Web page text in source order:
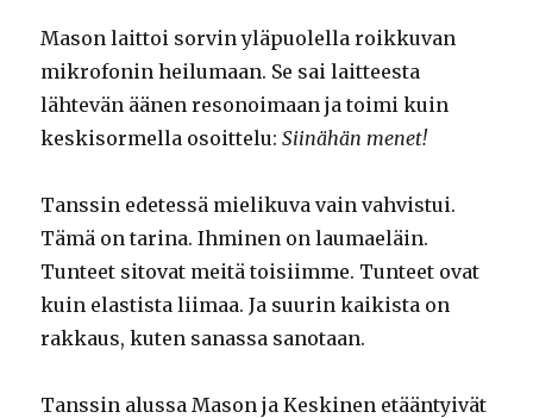
Mason laittoi sorvin yläpuolella roikkuvan
mikrofonin heilumaan. Se sai laitteesta
lähtevän äänen resonoimaan ja toimi kuin
keskisormella osoittelu:Siinähän menet!
Tanssin edetessä mielikuva vain vahvistui.
Tämä on tarina. Ihminen on laumaeläin.
Tunteet sitovat meitä toisiimme. Tunteet ovat
kuin elastista liimaa. Ja suurin kaikista on
rakkaus, kuten sanassa sanotaan.
Tanssin alussa Mason ja Keskinen etääntyivät